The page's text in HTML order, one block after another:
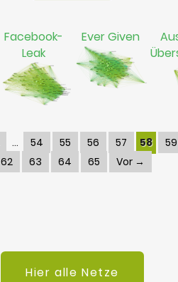
Facebook-
Leak
Ever Given
54 55 56 57 58
59
62
63 64 65 Vor →
Hier alle Netze